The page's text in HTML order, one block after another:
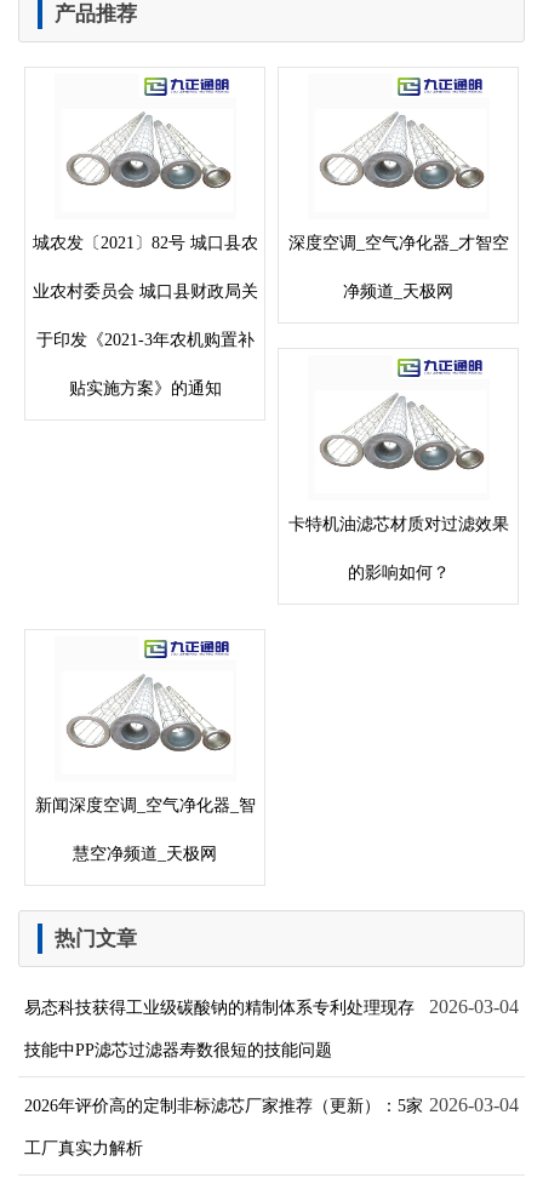
产品推荐
城农发〔2021〕82号 城口县农
业农村委员会 城口县财政局关
于印发《2021-3年农机购置补
贴实施方案》的通知
深度空调_空气净化器_才智空
净频道_天极网
卡特机油滤芯材质对过滤效果
的影响如何？
新闻深度空调_空气净化器_智
慧空净频道_天极网
热门文章
2026-03-04
易态科技获得工业级碳酸钠的精制体系专利处理现存
技能中PP滤芯过滤器寿数很短的技能问题
2026-03-04
2026年评价高的定制非标滤芯厂家推荐（更新）：5家
工厂真实力解析